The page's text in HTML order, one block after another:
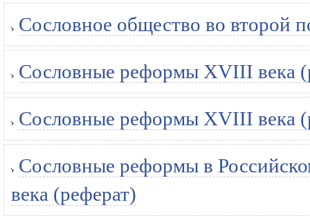
Сословное общество во второй
Сословные реформы XVIII века
Сословные реформы XVIII века
Сословные реформы в
века (реферат)